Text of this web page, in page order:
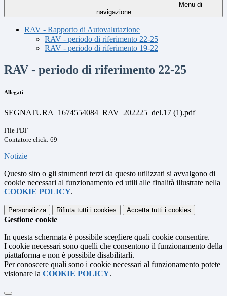
Menu di
navigazione
RAV - Rapporto di Autovalutazione
RAV - periodo di riferimento 22-25
RAV - periodo di riferimento 19-22
RAV - periodo di riferimento 22-25
Allegati
SEGNATURA_1674554084_RAV_202225_del.17 (1).pdf
File PDF
Contatore click: 69
Notizie
Questo sito o gli strumenti terzi da questo utilizzati si avvalgono di
cookie necessari al funzionamento ed utili alle finalità illustrate nella
COOKIE POLICY.
Personalizza Rifiuta tutti i cookies Accetta tutti i cookies
Gestione cookie
In questa schermata è possibile scegliere quali cookie consentire.
I cookie necessari sono quelli che consentono il funzionamento della
piattaforma e non è possibile disabilitarli.
Per conoscere quali sono i cookie necessari al funzionamento potete
visionare la COOKIE POLICY.